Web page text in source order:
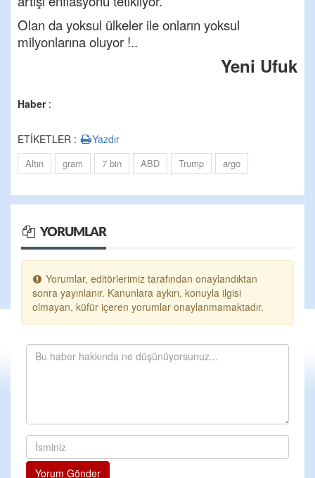
Olan da yoksul ülkeler ile onların yoksul
milyonlarına oluyor !..
Yeni Ufuk
Haber:
ETİKETLER : Yazdır
Altın gram 7 bin ABD Trump argo
YORUMLAR
Yorumlar, editörlerimiz tarafından onaylandıktan
sonra yayınlanır. Kanunlara aykırı, konuyla ilgisi
olmayan, küfür içeren yorumlar onaylanmamaktadır.
Yorum Gönder